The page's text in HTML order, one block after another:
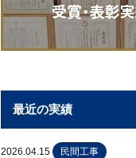
最近の実績
2026.04.15 民間工事